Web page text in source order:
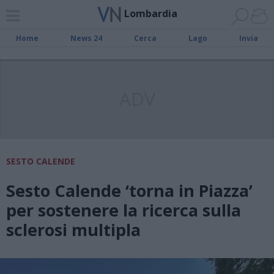
Lombardia
Home News 24 Cerca Lago Invia
SESTO CALENDE
Sesto Calende ‘torna in Piazza’
per sostenere la ricerca sulla
sclerosi multipla